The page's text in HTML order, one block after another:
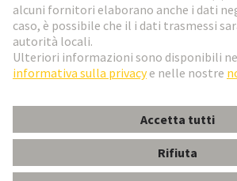
Italia Italiano
© HARTING Technology Group
ImprintInformativa sulla privacy